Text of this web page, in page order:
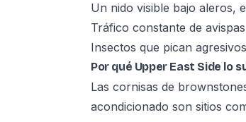
Un nido visible bajo aleros,
Tráfico constante de
Insectos que pican
Por qué Upper East Side lo
Las cornisas de
acondicionado son sitios